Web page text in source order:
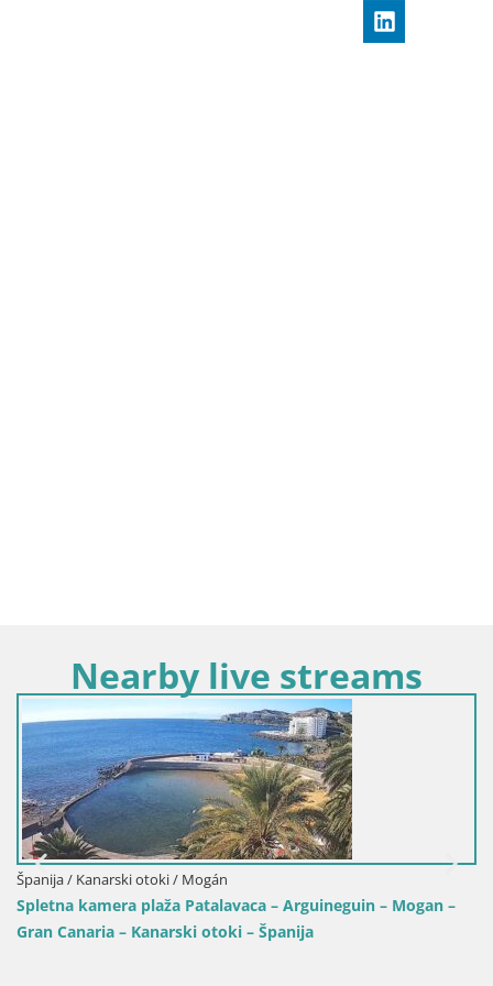
Nearby live streams
Španija / Kanarski otoki / Mogán
Spletna kamera plaža Patalavaca – Arguineguin – Mogan –
Gran Canaria – Kanarski otoki – Španija